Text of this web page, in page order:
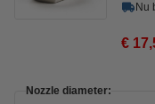
Nu
€
Nozzle diameter: